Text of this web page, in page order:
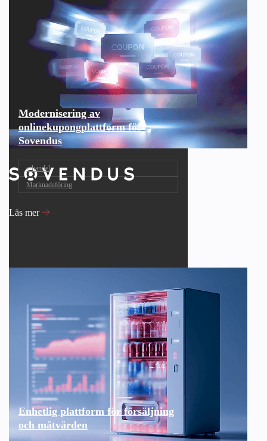
Modernisering av
onlinekupongplattform för
Sovendus
e‑handel
Marknadsföring
Läs mer
Enhetlig plattform för försäljning
och mätvärden